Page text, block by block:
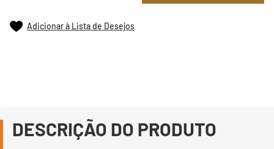
Adicionar à Lista de Desejos
DESCRIÇÃO DO PRODUTO